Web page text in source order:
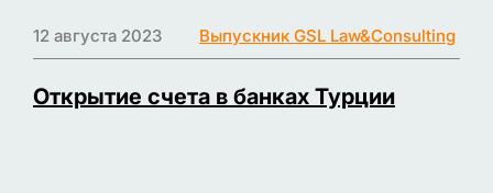
12 августа 2023 Выпускник GSL Law&Consulting
Открытие счета в банках Турции